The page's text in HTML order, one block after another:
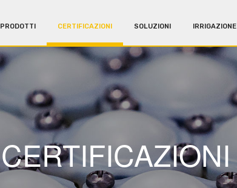
PRODOTTI CERTIFICAZIONI SOLUZIONI IRRIGAZIONE
CERTIFICAZIONI